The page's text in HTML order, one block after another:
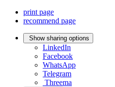
print page
recommend page
Show sharing options
LinkedIn
Facebook
WhatsApp
Telegram
Threema